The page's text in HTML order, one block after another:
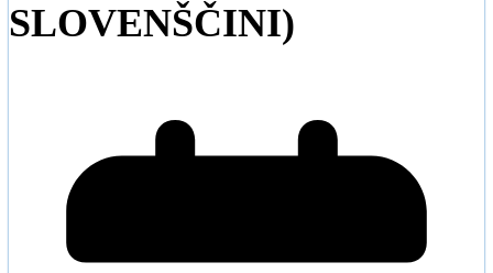
SLOVENŠČINI)